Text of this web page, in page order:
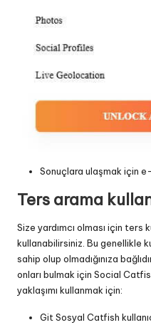
Sonuçlara ulaşmak için
Ters arama
Size yardımcı olması için ters
kullanabilirsiniz. Bu genellikle
sahip olup olmadığınıza
onları bulmak için Social
yaklaşımı kullanmak için:
Git Sosyal Catfish